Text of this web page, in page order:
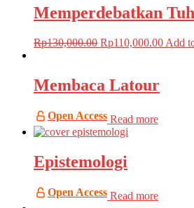
Memperdebatkan
Rp130,000.00 Rp110,000.00 Add
Membaca Latour
Open Access Read more
Epistemologi
Open Access Read more